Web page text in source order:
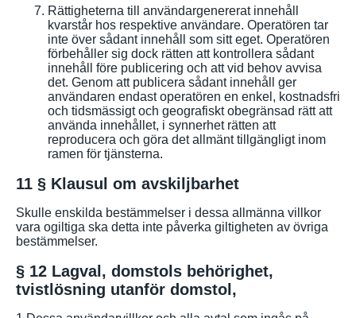
Rättigheterna till användargenererat innehåll
kvarstår hos respektive användare. Operatören tar
inte över sådant innehåll som sitt eget. Operatören
förbehåller sig dock rätten att kontrollera sådant
innehåll före publicering och att vid behov avvisa
det. Genom att publicera sådant innehåll ger
användaren endast operatören en enkel, kostnadsfri
och tidsmässigt och geografiskt obegränsad rätt att
använda innehållet, i synnerhet rätten att
reproducera och göra det allmänt tillgängligt inom
ramen för tjänsterna.
11 § Klausul om avskiljbarhet
Skulle enskilda bestämmelser i dessa allmänna villkor
vara ogiltiga ska detta inte påverka giltigheten av övriga
bestämmelser.
§ 12 Lagval, domstols behörighet,
tvistlösning utanför domstol,